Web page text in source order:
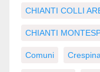
CHIANTI COLLI
CHIANTI
Comuni